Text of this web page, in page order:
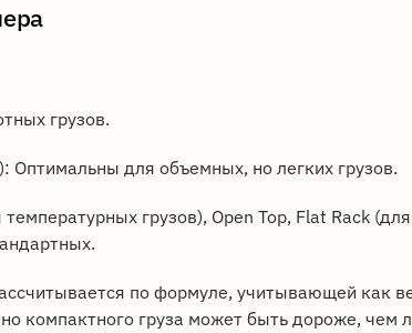
грузов.
Оптимальны для объемных, но легких грузов.
грузов), Open Top, Flat Rack
по формуле, учитывающей как
компактного груза может быть дороже, чем